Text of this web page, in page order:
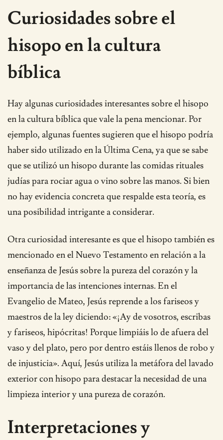
Curiosidades sobre el
hisopo en la cultura
bíblica
Hay algunas curiosidades interesantes sobre el hisopo
en la cultura bíblica que vale la pena mencionar. Por
ejemplo, algunas fuentes sugieren que el hisopo podría
haber sido utilizado en la Última Cena, ya que se sabe
que se utilizó un hisopo durante las comidas rituales
judías para rociar agua o vino sobre las manos. Si bien
no hay evidencia concreta que respalde esta teoría, es
una posibilidad intrigante a considerar.
Otra curiosidad interesante es que el hisopo también es
mencionado en el Nuevo Testamento en relación a la
enseñanza de Jesús sobre la pureza del corazón y la
importancia de las intenciones internas. En el
Evangelio de Mateo, Jesús reprende a los fariseos y
maestros de la ley diciendo: «¡Ay de vosotros, escribas
y fariseos, hipócritas! Porque limpiáis lo de afuera del
vaso y del plato, pero por dentro estáis llenos de robo y
de injusticia». Aquí, Jesús utiliza la metáfora del lavado
exterior con hisopo para destacar la necesidad de una
limpieza interior y una pureza de corazón.
Interpretaciones y